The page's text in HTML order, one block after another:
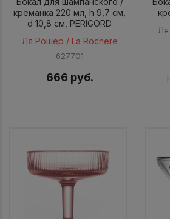
креманка 220 мл, h 9,7 см,
d 10,8 см, PERIGORD
Ля Рошер / La Rochere
627701
666 руб.